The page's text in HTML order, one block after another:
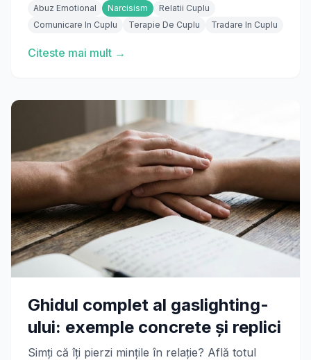
Abuz Emotional Narcisism
Relatii Cuplu
Comunicare In Cuplu
Terapie De Cuplu Tradare In Cuplu
Citeste mai mult →
Ghidul complet al gaslighting-
ului: exemple concrete și replici
Simți că îți pierzi mințile în relație? Află totul